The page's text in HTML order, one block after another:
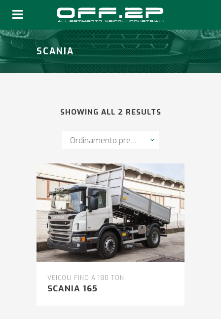
SCANIA
SHOWING ALL 2 RESULTS
Ordinamento predefinito
VEICOLI FINO A 180 TON
SCANIA 165